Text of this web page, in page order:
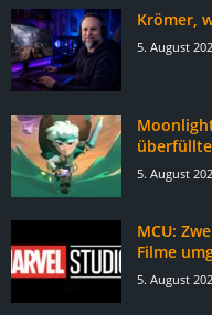
Krömer,
5. August
5. August
MCU:
Filme
5. August